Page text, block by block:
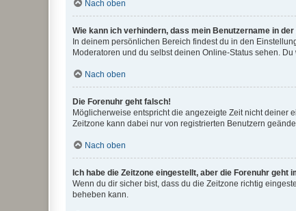
Nach oben
Wie kann ich verhindern, dass mein Benutzername in
In deinem persönlichen Bereich findest du in den
Moderatoren und du selbst deinen Online-Status sehen.
Nach oben
Die Forenuhr geht falsch!
Möglicherweise entspricht die angezeigte Zeit nicht deiner
Zeitzone kann dabei nur von registrierten Benutzern
Nach oben
Ich habe die Zeitzone eingestellt, aber die Forenuhr geht
Wenn du dir sicher bist, dass du die Zeitzone richtig
beheben kann.